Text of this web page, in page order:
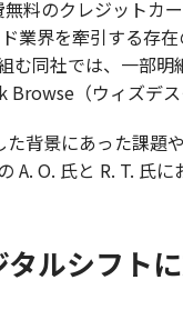
料のクレジットカ
業界を牽引する存
む同社では、一部
（ウィズデ
背景にあった課題
A. O. 氏と R. T. 氏に
ルシフト